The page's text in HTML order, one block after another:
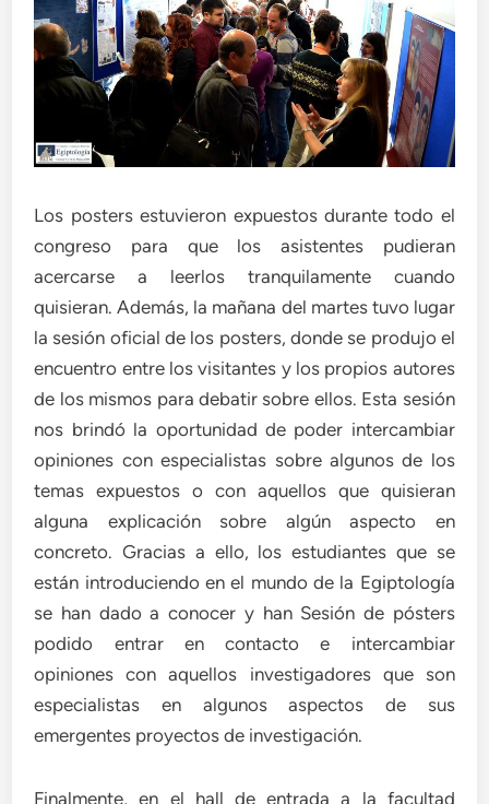
Los posters estuvieron expuestos durante todo el
congreso para que los asistentes pudieran
acercarse a leerlos tranquilamente cuando
quisieran. Además, la mañana del martes tuvo lugar
la sesión oficial de los posters, donde se produjo el
encuentro entre los visitantes y los propios autores
de los mismos para debatir sobre ellos. Esta sesión
nos brindó la oportunidad de poder intercambiar
opiniones con especialistas sobre algunos de los
temas expuestos o con aquellos que quisieran
alguna explicación sobre algún aspecto en
concreto. Gracias a ello, los estudiantes que se
están introduciendo en el mundo de la Egiptología
se han dado a conocer y han Sesión de pósters
podido entrar en contacto e intercambiar
opiniones con aquellos investigadores que son
especialistas en algunos aspectos de sus
emergentes proyectos de investigación.
Finalmente, en el hall de entrada a la facultad